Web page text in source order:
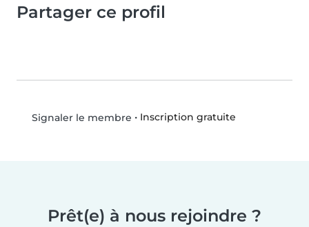
Partager ce profil
Signaler le membre • Inscription gratuite
Prêt(e) à nous rejoindre ?